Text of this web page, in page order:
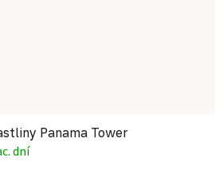
Panama Tower
dní